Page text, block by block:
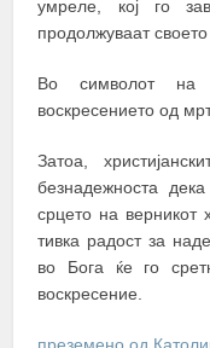
умреле, кој го
продолжуваат
Во символот на
воскресението од
Затоа,
безнадежноста
срцето на верникот
тивка радост за
во Бога ќе го
воскресение.